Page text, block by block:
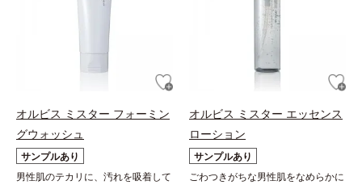
オルビス ミスター フォーミン
グウォッシュ
サンプルあり
男性肌のテカリに、汚れを吸着して
オルビス ミスター エッセンス
ローション
サンプルあり
ごわつきがちな男性肌をなめらかに